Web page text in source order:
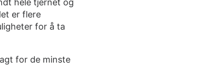
hele tjernet og
er flere
for å ta
for de minste